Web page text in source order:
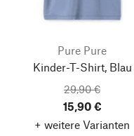
Pure Pure
Kinder-T-Shirt, Blau
29,90 €
15,90 €
+ weitere Varianten